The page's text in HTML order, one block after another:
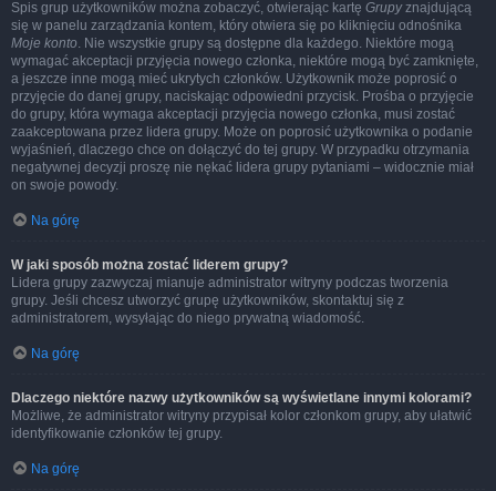
Spis grup użytkowników można zobaczyć, otwierając kartę Grupyznajdującą
się w panelu zarządzania kontem, który otwiera się po kliknięciu odnośnika
Moje konto. Nie wszystkie grupy są dostępne dla każdego. Niektóre mogą
wymagać akceptacji przyjęcia nowego członka, niektóre mogą być zamknięte,
a jeszcze inne mogą mieć ukrytych członków. Użytkownik może poprosić o
przyjęcie do danej grupy, naciskając odpowiedni przycisk. Prośba o przyjęcie
do grupy, która wymaga akceptacji przyjęcia nowego członka, musi zostać
zaakceptowana przez lidera grupy. Może on poprosić użytkownika o podanie
wyjaśnień, dlaczego chce on dołączyć do tej grupy. W przypadku otrzymania
negatywnej decyzji proszę nie nękać lidera grupy pytaniami – widocznie miał
on swoje powody.
Na górę
W jaki sposób można zostać liderem grupy?
Lidera grupy zazwyczaj mianuje administrator witryny podczas tworzenia
grupy. Jeśli chcesz utworzyć grupę użytkowników, skontaktuj się z
administratorem, wysyłając do niego prywatną wiadomość.
Na górę
Dlaczego niektóre nazwy użytkowników są wyświetlane innymi kolorami?
Możliwe, że administrator witryny przypisał kolor członkom grupy, aby ułatwić
identyfikowanie członków tej grupy.
Na górę